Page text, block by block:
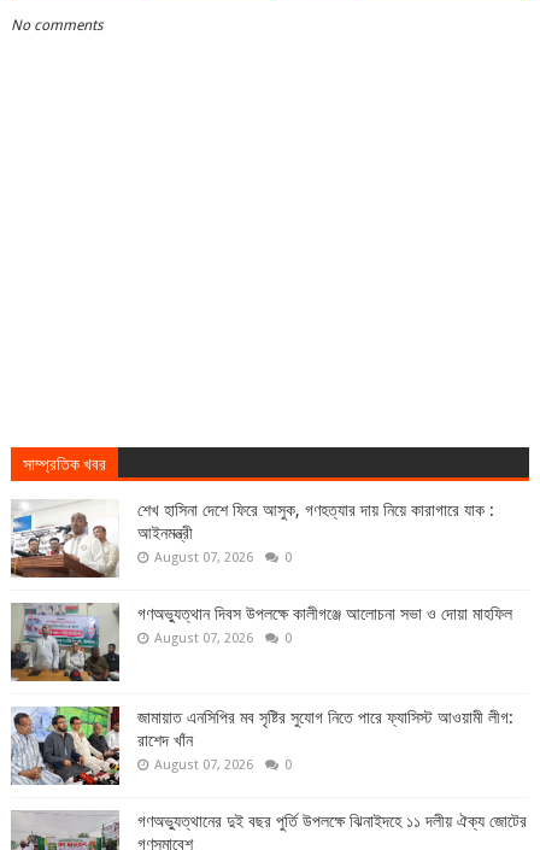
No comments
সাম্প্রতিক খবর
শেখ হাসিনা দেশে ফিরে আসুক, গণহত্যার দায় নিয়ে কারাগারে যাক :
আইনমন্ত্রী
August 07, 2026 0
গণঅভ্যুত্থান দিবস উপলক্ষে কালীগঞ্জে আলোচনা সভা ও দোয়া মাহফিল
August 07, 2026 0
জামায়াত এনসিপির মব সৃষ্টির সুযোগ নিতে পারে ফ্যাসিস্ট আওয়ামী লীগ:
রাশেদ খাঁন
August 07, 2026 0
গণঅভ্যুত্থানের দুই বছর পুর্তি উপলক্ষে ঝিনাইদহে ১১ দলীয় ঐক্য জোটের
গণসমাবেশ